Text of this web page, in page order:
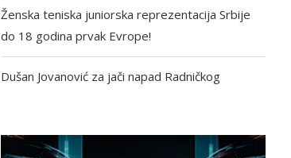
Ženska teniska juniorska reprezentacija Srbije
do 18 godina prvak Evrope!
Dušan Jovanović za jači napad Radničkog